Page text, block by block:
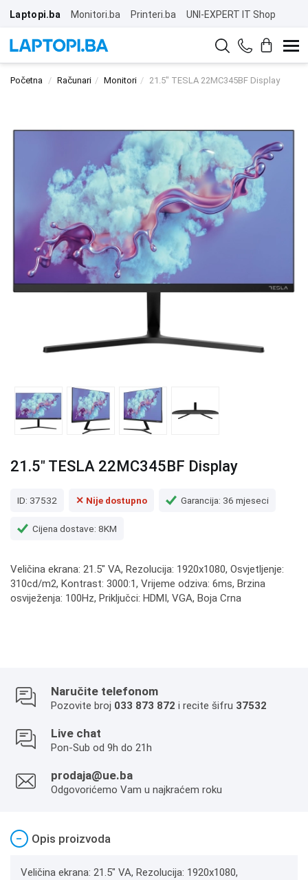
Laptopi.ba Monitori.ba Printeri.ba UNI-EXPERT IT Shop
Početna Računari Monitori 21.5" TESLA 22MC345BF Display
21.5" TESLA 22MC345BF Display
ID: 37532 ✕ Nije dostupno Garancija: 36 mjeseci
Cijena dostave: 8KM
Veličina ekrana: 21.5" VA, Rezolucija: 1920x1080, Osvjetljenje:
310cd/m2, Kontrast: 3000:1, Vrijeme odziva: 6ms, Brzina
osviježenja: 100Hz, Priključci: HDMI, VGA, Boja Crna
Naručite telefonom
Pozovite broj 033 873 872 i recite šifru 37532
Live chat
Pon-Sub od 9h do 21h
prodaja@ue.ba
Odgovorićemo Vam u najkraćem roku
− Opis proizvoda
Veličina ekrana: 21.5" VA, Rezolucija: 1920x1080,